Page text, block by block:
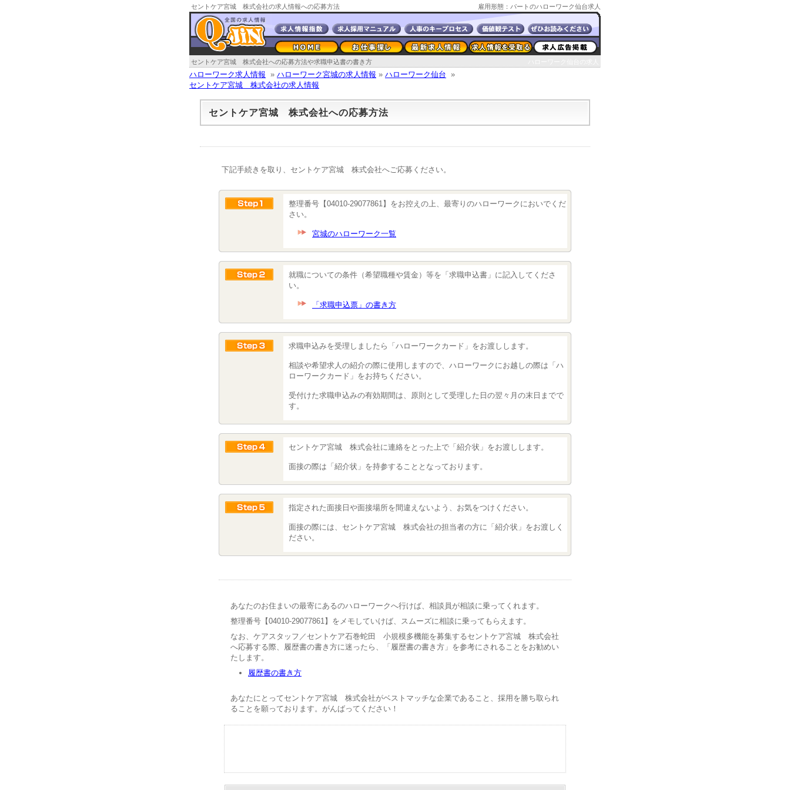
セントケア宮城 株式会社の求人情報への応募方法 雇用形態：パートのハローワーク仙台求人
セントケア宮城 株式会社への応募方法や求職申込書の書き方
ハローワーク求人情報 » ハローワーク宮城の求人情報 » ハローワーク仙台 »
セントケア宮城 株式会社の求人情報
セントケア宮城 株式会社への応募方法
下記手続きを取り、セントケア宮城 株式会社へご応募ください。
整理番号【04010-29077861】をお控えの上、最寄りのハローワークにおいでくだ
さい。
宮城のハローワーク一覧
就職についての条件（希望職種や賃金）等を「求職申込書」に記入してくださ
い。
「求職申込票」の書き方
求職申込みを受理しましたら「ハローワークカード」をお渡しします。
相談や希望求人の紹介の際に使用しますので、ハローワークにお越しの際は「ハ
ローワークカード」をお持ちください。
受付けた求職申込みの有効期間は、原則として受理した日の翌々月の末日までで
す。
セントケア宮城 株式会社に連絡をとった上で「紹介状」をお渡しします。
面接の際は「紹介状」を持参することとなっております。
指定された面接日や面接場所を間違えないよう、お気をつけください。
面接の際には、セントケア宮城 株式会社の担当者の方に「紹介状」をお渡しく
ださい。
あなたのお住まいの最寄にあるのハローワークへ行けば、相談員が相談に乗ってくれます。
整理番号【04010-29077861】をメモしていけば、スムーズに相談に乗ってもらえます。
なお、ケアスタッフ／セントケア石巻蛇田 小規模多機能を募集するセントケア宮城 株式会社
へ応募する際、履歴書の書き方に迷ったら、「履歴書の書き方」を参考にされることをお勧めい
たします。
履歴書の書き方
あなたにとってセントケア宮城 株式会社がベストマッチな企業であること、採用を勝ち取られ
ることを願っております。がんばってください！